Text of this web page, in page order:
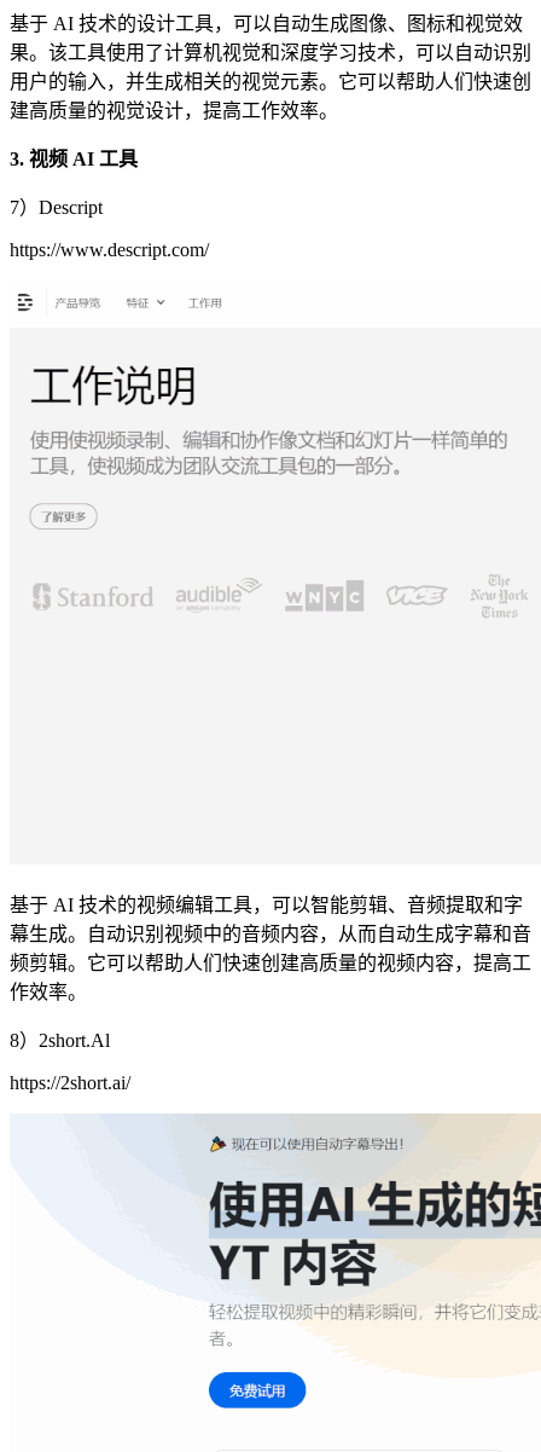
基于 AI 技术的设计工具，可以自动生成图像、图标和视觉效
果。该工具使用了计算机视觉和深度学习技术，可以自动识别
用户的输入，并生成相关的视觉元素。它可以帮助人们快速创
建高质量的视觉设计，提高工作效率。
3. 视频 AI 工具
7）Descript
https://www.descript.com/
基于 AI 技术的视频编辑工具，可以智能剪辑、音频提取和字
幕生成。自动识别视频中的音频内容，从而自动生成字幕和音
频剪辑。它可以帮助人们快速创建高质量的视频内容，提高工
作效率。
8）2short.Al
https://2short.ai/